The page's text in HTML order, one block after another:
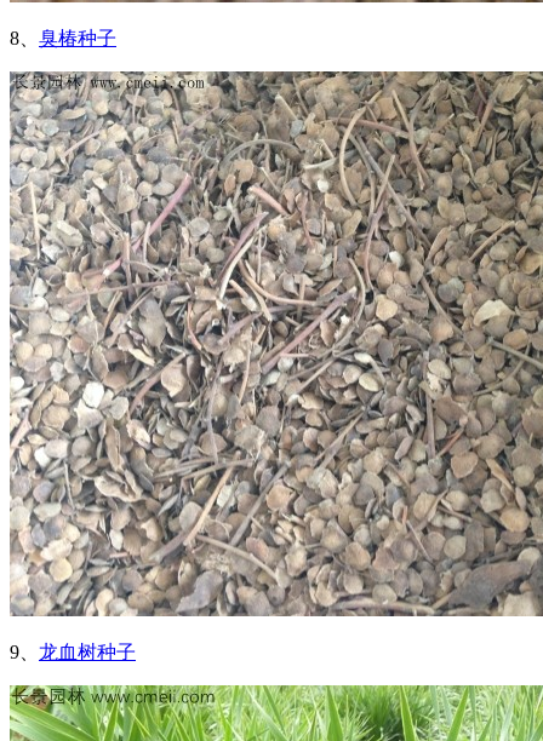
8、 臭椿种子
9、 龙血树种子